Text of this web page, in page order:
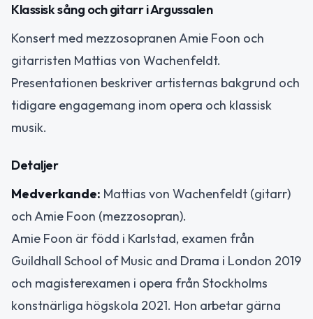
Klassisk sång och gitarr i Argussalen
Konsert med mezzosopranen Amie Foon och
gitarristen Mattias von Wachenfeldt.
Presentationen beskriver artisternas bakgrund och
tidigare engagemang inom opera och klassisk
musik.
Detaljer
Medverkande: Mattias von Wachenfeldt (gitarr)
och Amie Foon (mezzosopran).
Amie Foon är född i Karlstad, examen från
Guildhall School of Music and Drama i London 2019
och magisterexamen i opera från Stockholms
konstnärliga högskola 2021. Hon arbetar gärna